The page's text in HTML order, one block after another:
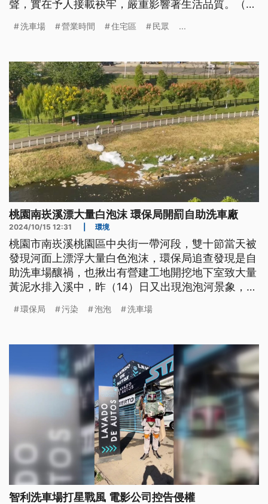
聲，實在予人接載袂牢，嚴重影響著生活品質。（這
洗車場 營業時間 住宅區 民眾 ...
桃園南崁溪漂大量白泡沫 環保局開罰自助洗車廠
2024/10/15 12:31 環境
桃園市南崁溪桃園區中央街一帶河段，雙十節當天被
發現河面上漂浮大量白色泡沫，環保局追查發現是自
助洗車場釀禍，也揪出有營建工地開挖地下室致大量
黃泥水排入溪中，昨（14）日又出現泡泡河景象，環
法》開罰，並限期18日前改善完成。
環保局 污染 泡泡 洗車場
智利洗車場打星戰風 電影公司控告侵權